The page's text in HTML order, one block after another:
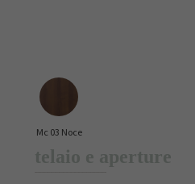
Mc 03 Noce
telaio e aperture